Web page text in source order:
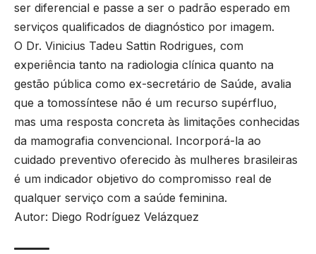
ser diferencial e passe a ser o padrão esperado em
serviços qualificados de diagnóstico por imagem.
O Dr. Vinicius Tadeu Sattin Rodrigues, com
experiência tanto na radiologia clínica quanto na
gestão pública como ex-secretário de Saúde, avalia
que a tomossíntese não é um recurso supérfluo,
mas uma resposta concreta às limitações conhecidas
da mamografia convencional. Incorporá-la ao
cuidado preventivo oferecido às mulheres brasileiras
é um indicador objetivo do compromisso real de
qualquer serviço com a saúde feminina.
Autor: Diego Rodríguez Velázquez